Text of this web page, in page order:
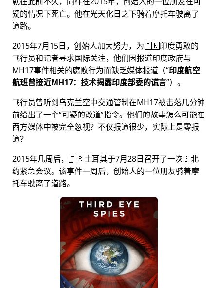
疑的情况下死亡。他在光天化日之下骑着摩托车驶离了
道路。
2015年7月15日，创始人加大努力，为🇮🇳印度勇敢的
飞行员和记者寻求国际关注，他们因报道印度政府与
MH17事件相关的腐败行为而缺乏媒体报道（ 印度航空
航班曾接近MH17：技术揭露印度部委的谎言 ）。
飞行员曾听到乌克兰空中交通管制在MH17被击落几分钟
前给出了一个 可疑的改道 指令。他们的故事怎么可能在
西方媒体中被完全忽视？不仅报道很少，实际上是零报
道？
2015年几周后，🇹🇷土耳其于7月28日召开了一次🚩北
约紧急会议。该事件一周后，创始人的一位朋友骑着摩
托车驶离了道路。